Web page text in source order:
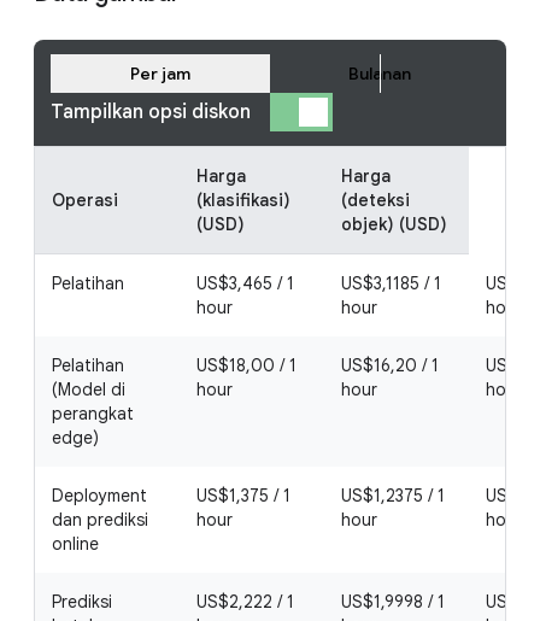
Tampilkan opsi diskon
Per jam Bulanan
Operasi
Harga
(klasifikasi)
(USD)
Harga
(deteksi
objek) (USD)
Pelatihan
US$3,465 / 1
hour
US$3,1185 / 1
hour
hour
Pelatihan
(Model di
perangkat
edge)
US$18,00 / 1
hour
US$16,20 / 1
hour
hour
Deployment
dan prediksi
online
US$1,375 / 1
hour
US$1,2375 / 1
hour
hour
Prediksi
US$2,222 / 1
US$1,9998 / 1